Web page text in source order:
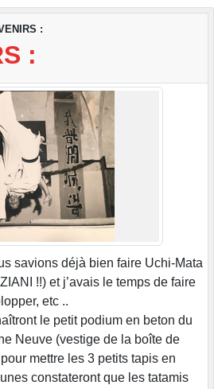
:
:
savions déjà bien faire Uchi-Mata
!!) et j’avais le temps de faire
etc ..
le petit podium en beton du
Neuve (vestige de la boîte de
mettre les 3 petits tapis en
constateront que les tatamis